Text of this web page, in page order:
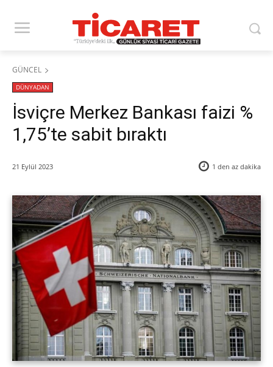
GÜNCEL
DÜNYADAN
İsviçre Merkez Bankası faizi %
1,75’te sabit bıraktı
21 Eylül 2023 1 den az dakika